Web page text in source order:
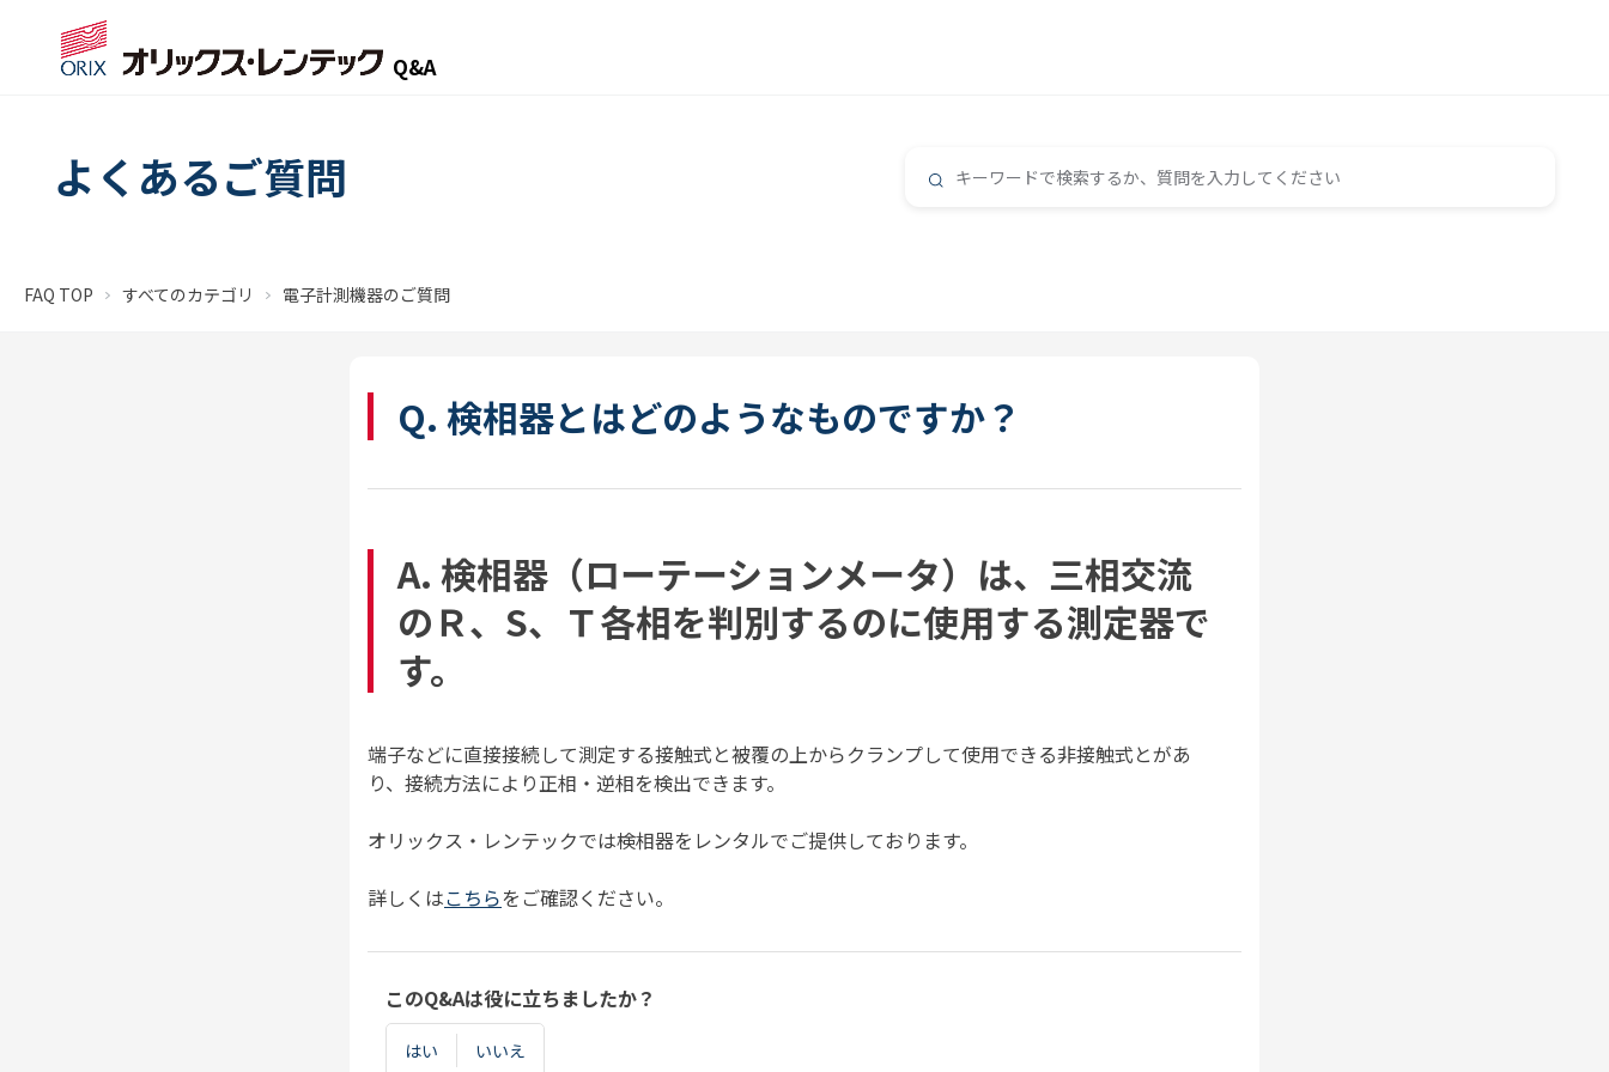
Q&A
よくあるご質問
FAQ TOP すべてのカテゴリ 電子計測機器のご質問
Q. 検相器とはどのようなものですか？
A. 検相器（ローテーションメータ）は、三相交流
のＲ、S、Ｔ各相を判別するのに使用する測定器で
す。
端子などに直接接続して測定する接触式と被覆の上からクランプして使用できる非接触式とがあ
り、接続方法により正相・逆相を検出できます。
オリックス・レンテックでは検相器をレンタルでご提供しております。
詳しくはこちらをご確認ください。
このQ&Aは役に立ちましたか？
はい いいえ